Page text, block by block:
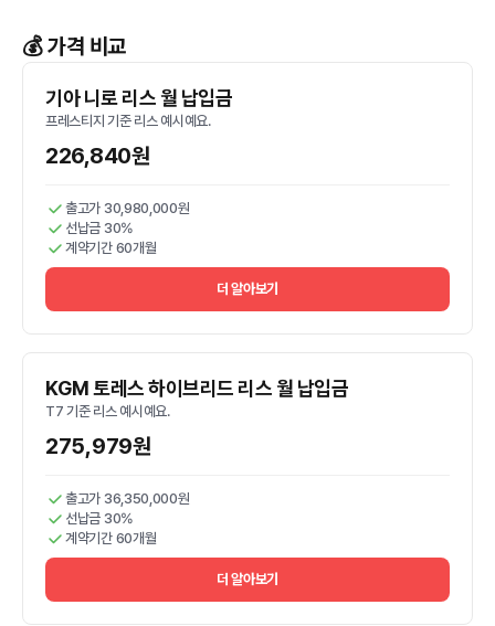
💰 가격 비교
기아 니로 리스 월 납입금
프레스티지 기준 리스 예시예요.
226,840원
출고가 30,980,000원
선납금 30%
계약기간 60개월
더 알아보기
KGM 토레스 하이브리드 리스 월 납입금
T7 기준 리스 예시예요.
275,979원
출고가 36,350,000원
선납금 30%
계약기간 60개월
더 알아보기